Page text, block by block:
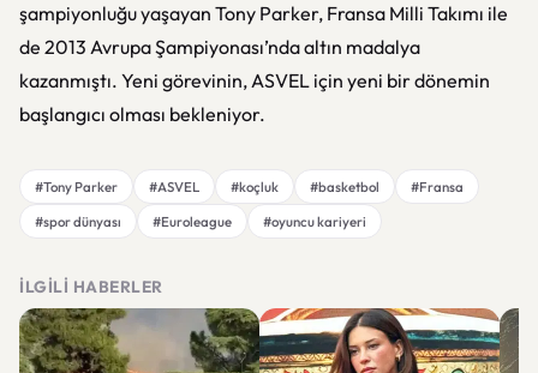
şampiyonluğu yaşayan Tony Parker, Fransa Milli Takımı ile
de 2013 Avrupa Şampiyonası’nda altın madalya
kazanmıştı. Yeni görevinin, ASVEL için yeni bir dönemin
başlangıcı olması bekleniyor.
#Tony Parker #ASVEL #koçluk #basketbol
#Fransa
#spor dünyası
#Euroleague #oyuncu kariyeri
İLGILI HABERLER